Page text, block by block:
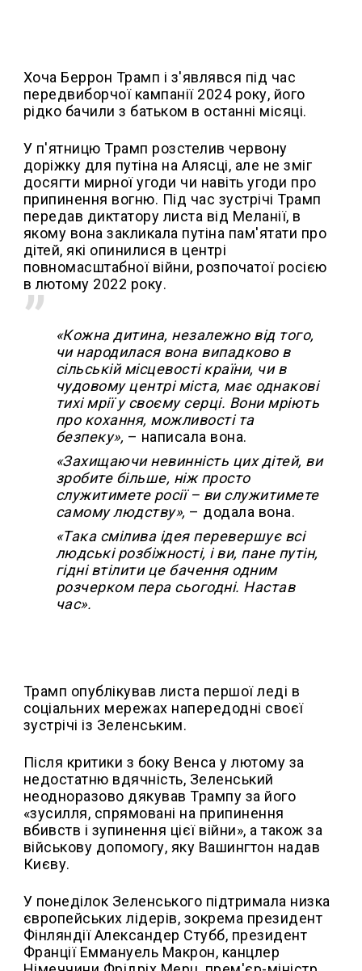
Хоча Беррон Трамп і з'являвся під час
передвиборчої кампанії 2024 року, його
рідко бачили з батьком в останні місяці.
У п'ятницю Трамп розстелив червону
доріжку для путіна на Алясці, але не зміг
досягти мирної угоди чи навіть угоди про
припинення вогню. Під час зустрічі Трамп
передав диктатору листа від Меланії, в
якому вона закликала путіна пам'ятати про
дітей, які опинилися в центрі
повномасштабної війни, розпочатої росією
в лютому 2022 року.
«Кожна дитина, незалежно від того,
чи народилася вона випадково в
сільській місцевості країни, чи в
чудовому центрі міста, має однакові
тихі мрії у своєму серці. Вони мріють
про кохання, можливості та
безпеку», – написала вона.
«Захищаючи невинність цих дітей, ви
зробите більше, ніж просто
служитимете росії – ви служитимете
самому людству», – додала вона.
«Така смілива ідея перевершує всі
людські розбіжності, і ви, пане путін,
гідні втілити це бачення одним
розчерком пера сьогодні. Настав
час».
Трамп опублікував листа першої леді в
соціальних мережах напередодні своєї
зустрічі із Зеленським.
Після критики з боку Венса у лютому за
недостатню вдячність, Зеленський
неодноразово дякував Трампу за його
«зусилля, спрямовані на припинення
вбивств і зупинення цієї війни», а також за
військову допомогу, яку Вашингтон надав
Києву.
У понеділок Зеленського підтримала низка
європейських лідерів, зокрема президент
Фінляндії Александер Стубб, президент
Франції Еммануель Макрон, канцлер